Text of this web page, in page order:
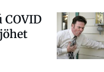
COVID